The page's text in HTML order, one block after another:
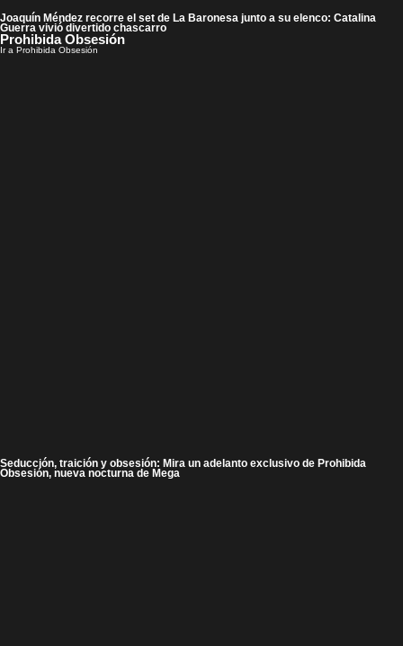
Joaquín Méndez recorre el set de La Baronesa junto a su elenco: Catalina
Guerra vivió divertido chascarro
Prohibida Obsesión
Ir a Prohibida Obsesión
Seducción, traición y obsesión: Mira un adelanto exclusivo de Prohibida
Obsesión, nueva nocturna de Mega